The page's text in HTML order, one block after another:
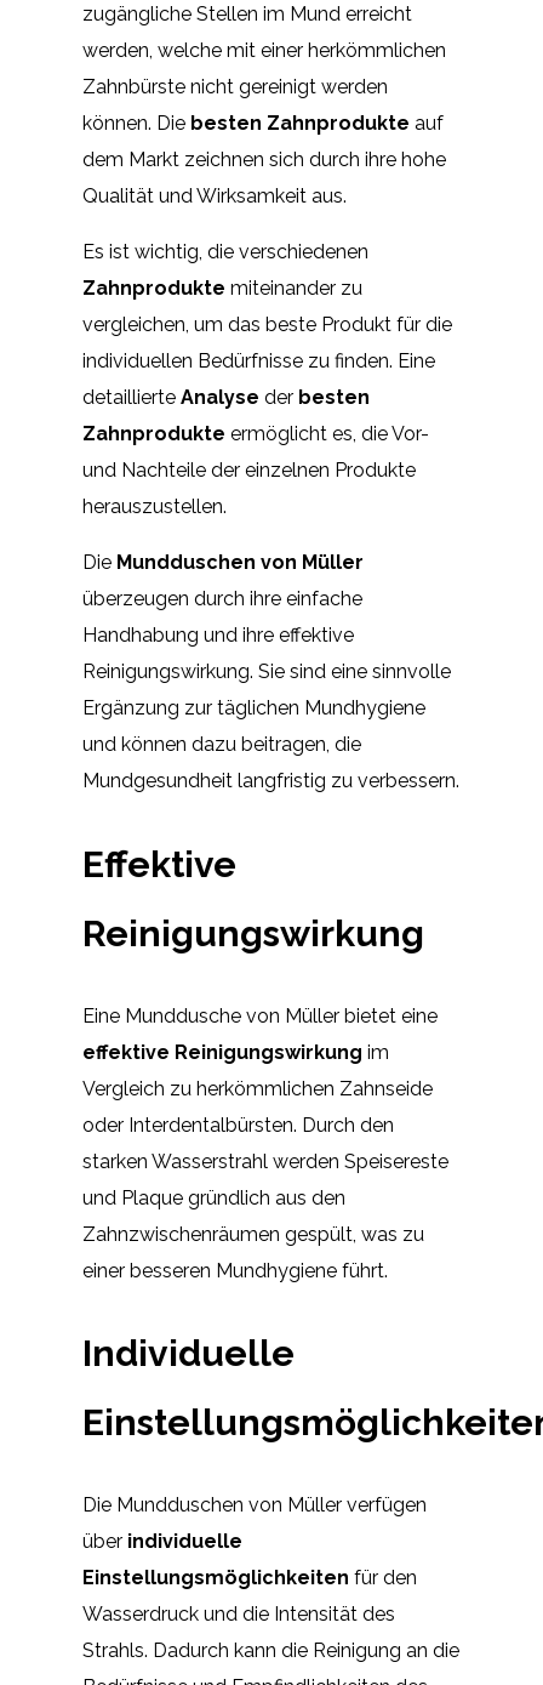
zugängliche Stellen im Mund erreicht
werden, welche mit einer herkömmlichen
Zahnbürste nicht gereinigt werden
können. Die besten Zahnprodukte auf
dem Markt zeichnen sich durch ihre hohe
Qualität und Wirksamkeit aus.
Es ist wichtig, die verschiedenen
Zahnprodukte miteinander zu
vergleichen, um das beste Produkt für die
individuellen Bedürfnisse zu finden. Eine
detaillierte Analyse der besten
Zahnprodukte ermöglicht es, die Vor-
und Nachteile der einzelnen Produkte
herauszustellen.
Die Mundduschen von Müller
überzeugen durch ihre einfache
Handhabung und ihre effektive
Reinigungswirkung. Sie sind eine sinnvolle
Ergänzung zur täglichen Mundhygiene
und können dazu beitragen, die
Mundgesundheit langfristig zu verbessern.
Effektive
Reinigungswirkung
Eine Munddusche von Müller bietet eine
effektive Reinigungswirkung im
Vergleich zu herkömmlichen Zahnseide
oder Interdentalbürsten. Durch den
starken Wasserstrahl werden Speisereste
und Plaque gründlich aus den
Zahnzwischenräumen gespült, was zu
einer besseren Mundhygiene führt.
Individuelle
Die Mundduschen von Müller verfügen
über individuelle
Einstellungsmöglichkeiten für den
Wasserdruck und die Intensität des
Strahls. Dadurch kann die Reinigung an die